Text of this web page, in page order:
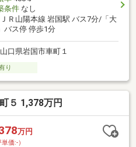
条件なし
ＪＲ山陽本線 岩国駅 バス7分/「大
バス停 停歩1分
山口県岩国市車町１
り
５ 1,378万円
万円
単価:-）